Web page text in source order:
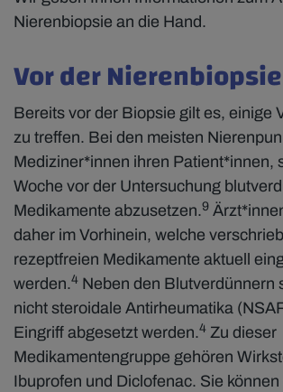
Nierenbiopsie an die Hand.
Vor der Nierenbiopsie
Bereits vor der Biopsie gilt es, einige
zu treffen. Bei den meisten
Mediziner*innen ihren Patient*innen,
Woche vor der Untersuchung
Medikamente abzusetzen.9
daher im Vorhinein, welche
rezeptfreien Medikamente aktuell
werden.4 Neben den Blutverdünnern
nicht steroidale Antirheumatika
Eingriff abgesetzt werden.4 Zu dieser
Medikamentengruppe gehören
Ibuprofen und Diclofenac. Sie